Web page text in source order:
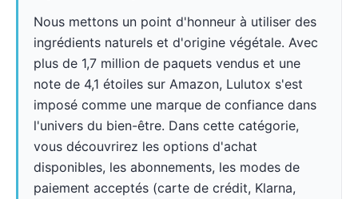
Nous mettons un point d'honneur à utiliser des
ingrédients naturels et d'origine végétale. Avec
plus de 1,7 million de paquets vendus et une
note de 4,1 étoiles sur Amazon, Lulutox s'est
imposé comme une marque de confiance dans
l'univers du bien-être. Dans cette catégorie,
vous découvrirez les options d'achat
disponibles, les abonnements, les modes de
paiement acceptés (carte de crédit, Klarna,